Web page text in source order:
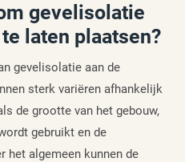
gevelisolatie
laten plaatsen?
gevelisolatie aan de
sterk variëren afhankelijk
de grootte van het gebouw,
gebruikt en de
het algemeen kunnen de